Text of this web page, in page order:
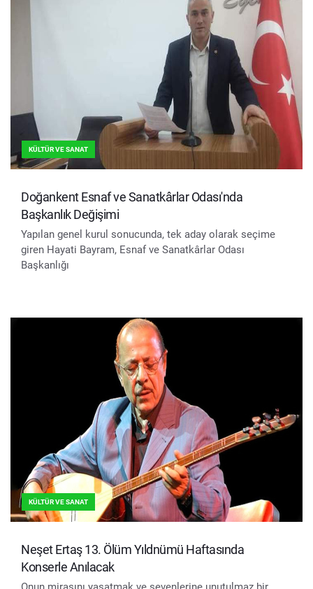
KÜLTÜR VE SANAT
Doğankent Esnaf ve Sanatkârlar Odası'nda
Başkanlık Değişimi
Yapılan genel kurul sonucunda, tek aday olarak seçime
giren Hayati Bayram, Esnaf ve Sanatkârlar Odası
Başkanlığı
KÜLTÜR VE SANAT
Neşet Ertaş 13. Ölüm Yıldnümü Haftasında
Konserle Anılacak